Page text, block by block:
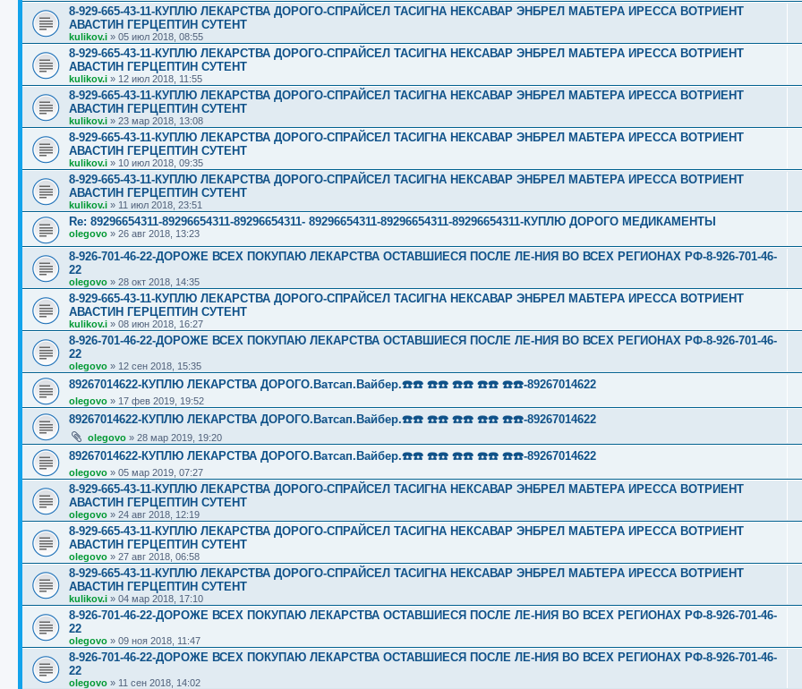
8-929-665-43-11-КУПЛЮ ЛЕКАРСТВА ДОРОГО-СПРАЙСЕЛ ТАСИГНА НЕКСАВАР ЭНБРЕЛ МАБТЕРА ИРЕССА ВОТРИЕНТ
АВАСТИН ГЕРЦЕПТИН СУТЕНТ
kulikov.i » 05 июл 2018, 08:55
8-929-665-43-11-КУПЛЮ ЛЕКАРСТВА ДОРОГО-СПРАЙСЕЛ ТАСИГНА НЕКСАВАР ЭНБРЕЛ МАБТЕРА ИРЕССА ВОТРИЕНТ
АВАСТИН ГЕРЦЕПТИН СУТЕНТ
kulikov.i » 12 июл 2018, 11:55
8-929-665-43-11-КУПЛЮ ЛЕКАРСТВА ДОРОГО-СПРАЙСЕЛ ТАСИГНА НЕКСАВАР ЭНБРЕЛ МАБТЕРА ИРЕССА ВОТРИЕНТ
АВАСТИН ГЕРЦЕПТИН СУТЕНТ
kulikov.i » 23 мар 2018, 13:08
8-929-665-43-11-КУПЛЮ ЛЕКАРСТВА ДОРОГО-СПРАЙСЕЛ ТАСИГНА НЕКСАВАР ЭНБРЕЛ МАБТЕРА ИРЕССА ВОТРИЕНТ
АВАСТИН ГЕРЦЕПТИН СУТЕНТ
kulikov.i » 10 июл 2018, 09:35
8-929-665-43-11-КУПЛЮ ЛЕКАРСТВА ДОРОГО-СПРАЙСЕЛ ТАСИГНА НЕКСАВАР ЭНБРЕЛ МАБТЕРА ИРЕССА ВОТРИЕНТ
АВАСТИН ГЕРЦЕПТИН СУТЕНТ
kulikov.i » 11 июл 2018, 23:51
Re: 89296654311-89296654311-89296654311- 89296654311-89296654311-89296654311-КУПЛЮ ДОРОГО МЕДИКАМЕНТЫ
olegovo » 26 авг 2018, 13:23
8-926-701-46-22-ДОРОЖЕ ВСЕХ ПОКУПАЮ ЛЕКАРСТВА ОСТАВШИЕСЯ ПОСЛЕ ЛЕ-НИЯ ВО ВСЕХ РЕГИОНАХ РФ-8-926-701-46-
22
olegovo » 28 окт 2018, 14:35
8-929-665-43-11-КУПЛЮ ЛЕКАРСТВА ДОРОГО-СПРАЙСЕЛ ТАСИГНА НЕКСАВАР ЭНБРЕЛ МАБТЕРА ИРЕССА ВОТРИЕНТ
АВАСТИН ГЕРЦЕПТИН СУТЕНТ
kulikov.i » 08 июн 2018, 16:27
8-926-701-46-22-ДОРОЖЕ ВСЕХ ПОКУПАЮ ЛЕКАРСТВА ОСТАВШИЕСЯ ПОСЛЕ ЛЕ-НИЯ ВО ВСЕХ РЕГИОНАХ РФ-8-926-701-46-
22
olegovo » 12 сен 2018, 15:35
89267014622-КУПЛЮ ЛЕКАРСТВА ДОРОГО.Ватсап.Вайбер.☎️☎️ ☎️☎️ ☎️☎️ ☎️☎️ ☎️☎️-89267014622
olegovo » 17 фев 2019, 19:52
89267014622-КУПЛЮ ЛЕКАРСТВА ДОРОГО.Ватсап.Вайбер.☎️☎️ ☎️☎️ ☎️☎️ ☎️☎️ ☎️☎️-89267014622
olegovo » 28 мар 2019, 19:20
89267014622-КУПЛЮ ЛЕКАРСТВА ДОРОГО.Ватсап.Вайбер.☎️☎️ ☎️☎️ ☎️☎️ ☎️☎️ ☎️☎️-89267014622
olegovo » 05 мар 2019, 07:27
8-929-665-43-11-КУПЛЮ ЛЕКАРСТВА ДОРОГО-СПРАЙСЕЛ ТАСИГНА НЕКСАВАР ЭНБРЕЛ МАБТЕРА ИРЕССА ВОТРИЕНТ
АВАСТИН ГЕРЦЕПТИН СУТЕНТ
olegovo » 24 авг 2018, 12:19
8-929-665-43-11-КУПЛЮ ЛЕКАРСТВА ДОРОГО-СПРАЙСЕЛ ТАСИГНА НЕКСАВАР ЭНБРЕЛ МАБТЕРА ИРЕССА ВОТРИЕНТ
АВАСТИН ГЕРЦЕПТИН СУТЕНТ
olegovo » 27 авг 2018, 06:58
8-929-665-43-11-КУПЛЮ ЛЕКАРСТВА ДОРОГО-СПРАЙСЕЛ ТАСИГНА НЕКСАВАР ЭНБРЕЛ МАБТЕРА ИРЕССА ВОТРИЕНТ
АВАСТИН ГЕРЦЕПТИН СУТЕНТ
kulikov.i » 04 мар 2018, 17:10
8-926-701-46-22-ДОРОЖЕ ВСЕХ ПОКУПАЮ ЛЕКАРСТВА ОСТАВШИЕСЯ ПОСЛЕ ЛЕ-НИЯ ВО ВСЕХ РЕГИОНАХ РФ-8-926-701-46-
22
olegovo » 09 ноя 2018, 11:47
8-926-701-46-22-ДОРОЖЕ ВСЕХ ПОКУПАЮ ЛЕКАРСТВА ОСТАВШИЕСЯ ПОСЛЕ ЛЕ-НИЯ ВО ВСЕХ РЕГИОНАХ РФ-8-926-701-46-
22
olegovo » 11 сен 2018, 14:02